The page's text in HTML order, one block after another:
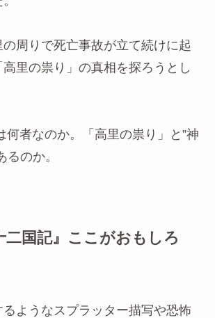
周りで死亡事故が立て続けに起
里の祟り」の真相を探ろうとし
何者なのか。「高里の祟り」と”神
るのか。
二国記』ここがおもしろ
ようなスプラッター描写や恐怖